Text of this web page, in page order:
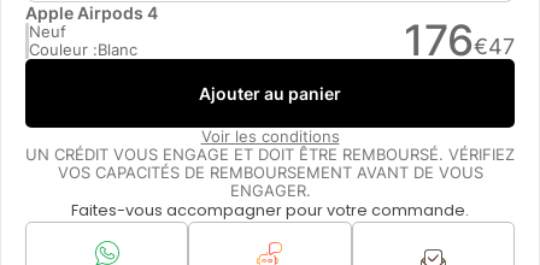
Apple Airpods 4
Neuf
Couleur :Blanc 176€47
Ajouter au panier
Voir les conditions
UN CRÉDIT VOUS ENGAGE ET DOIT ÊTRE REMBOURSÉ. VÉRIFIEZ
VOS CAPACITÉS DE REMBOURSEMENT AVANT DE VOUS
ENGAGER.
Faites-vous accompagner pour votre commande.